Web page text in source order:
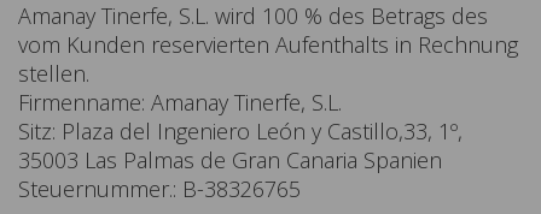
Amanay Tinerfe, S.L. wird 100 % des Betrags des
vom Kunden reservierten Aufenthalts in Rechnung
stellen.
Firmenname: Amanay Tinerfe, S.L.
Sitz: Plaza del Ingeniero León y Castillo,33, 1º,
35003 Las Palmas de Gran Canaria Spanien
Steuernummer.: B-38326765